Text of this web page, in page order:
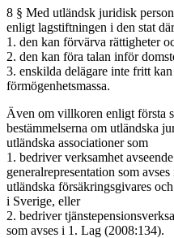
8 § Med utländsk juridisk
enligt lagstiftningen i den stat
1. den kan förvärva rättigheter
2. den kan föra talan inför
3. enskilda delägare inte fritt
förmögenhetsmassa.
Även om villkoren enligt första
bestämmelserna om utländska
utländska associationer som
1. bedriver verksamhet
generalrepresentation som
utländska försäkringsgivares
i Sverige, eller
2. bedriver
som avses i 1. Lag (2008:134).